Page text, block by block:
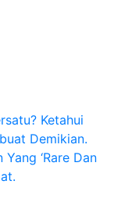
Ketahui
Demikian.
‘Rare Dan